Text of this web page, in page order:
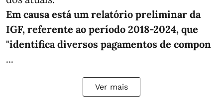
Em causa está um relatório preliminar da
IGF, referente ao período 2018-2024, que
"identifica diversos pagamentos de compon
...
Ver mais